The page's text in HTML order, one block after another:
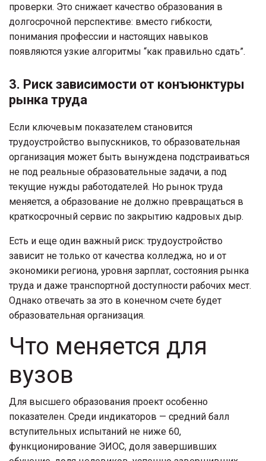
проверки. Это снижает качество образования в
долгосрочной перспективе: вместо гибкости,
понимания профессии и настоящих навыков
появляются узкие алгоритмы “как правильно сдать”.
3. Риск зависимости от конъюнктуры
рынка труда
Если ключевым показателем становится
трудоустройство выпускников, то образовательная
организация может быть вынуждена подстраиваться
не под реальные образовательные задачи, а под
текущие нужды работодателей. Но рынок труда
меняется, а образование не должно превращаться в
краткосрочный сервис по закрытию кадровых дыр.
Есть и еще один важный риск: трудоустройство
зависит не только от качества колледжа, но и от
экономики региона, уровня зарплат, состояния рынка
труда и даже транспортной доступности рабочих мест.
Однако отвечать за это в конечном счете будет
образовательная организация.
Что меняется для
вузов
Для высшего образования проект особенно
показателен. Среди индикаторов — средний балл
вступительных испытаний не ниже 60,
функционирование ЭИОС, доля завершивших